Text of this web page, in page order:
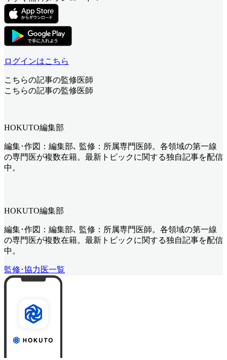
ログインはこちら
こちらの記事の監修医師
こちらの記事の監修医師
HOKUTO編集部
編集･作図：編集部､ 監修：所属専門医師。各領域の第一線
の専門医が複数在籍。最新トピックに関する独自記事を配信
中。
HOKUTO編集部
編集･作図：編集部､ 監修：所属専門医師。各領域の第一線
の専門医が複数在籍。最新トピックに関する独自記事を配信
中。
監修･協力医一覧